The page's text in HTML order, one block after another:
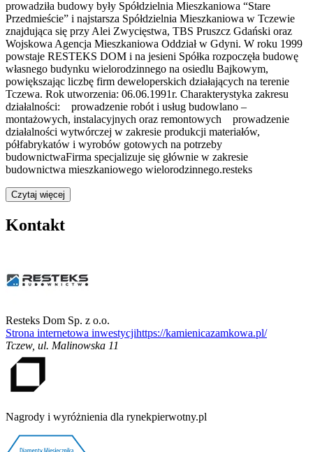
prowadziła budowy były Spółdzielnia Mieszkaniowa “Stare
Przedmieście” i najstarsza Spółdzielnia Mieszkaniowa w Tczewie
znajdująca się przy Alei Zwycięstwa, TBS Pruszcz Gdański oraz
Wojskowa Agencja Mieszkaniowa Oddział w Gdyni. W roku 1999
powstaje RESTEKS DOM i na jesieni Spółka rozpoczęła budowę
własnego budynku wielorodzinnego na osiedlu Bajkowym,
powiększając liczbę firm deweloperskich działających na terenie
Tczewa. Rok utworzenia: 06.06.1991r. Charakterystyka zakresu
działalności: prowadzenie robót i usług budowlano –
montażowych, instalacyjnych oraz remontowych prowadzenie
działalności wytwórczej w zakresie produkcji materiałów,
półfabrykatów i wyrobów gotowych na potrzeby
budownictwaFirma specjalizuje się głównie w zakresie
budownictwa mieszkaniowego wielorodzinnego.resteks
Czytaj więcej
Kontakt
Resteks Dom Sp. z o.o.
Strona internetowa inwestycjihttps://kamienicazamkowa.pl/
Tczew, ul. Malinowska 11
Nagrody i wyróżnienia dla rynekpierwotny.pl